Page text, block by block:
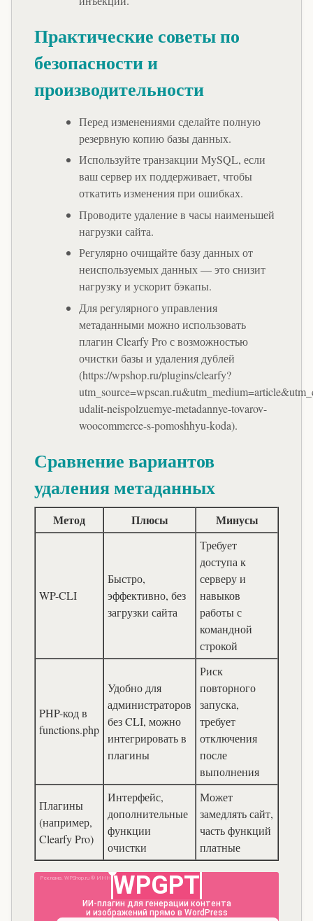
Практические советы по
безопасности и
производительности
Перед изменениями сделайте полную
резервную копию базы данных.
Используйте транзакции MySQL, если
ваш сервер их поддерживает, чтобы
откатить изменения при ошибках.
Проводите удаление в часы наименьшей
нагрузки сайта.
Регулярно очищайте базу данных от
неиспользуемых данных — это снизит
нагрузку и ускорит бэкапы.
Для регулярного управления
метаданными можно использовать
плагин Clearfy Pro с возможностью
очистки базы и удаления дублей
(https://wpshop.ru/plugins/clearfy?
udalit-neispolzuemye-metadannye-tovarov-
woocommerce-s-pomoshhyu-koda).
Сравнение вариантов
удаления метаданных
Метод Плюсы Минусы
WP-CLI
Быстро,
эффективно, без
загрузки сайта
Требует
доступа к
серверу и
навыков
работы с
командной
строкой
PHP-код в
functions.php
Удобно для
администраторов
без CLI, можно
интегрировать в
плагины
Риск
повторного
запуска,
требует
отключения
после
выполнения
Плагины
(например,
Clearfy Pro)
Интерфейс,
дополнительные
функции
очистки
Может
замедлять сайт,
часть функций
платные